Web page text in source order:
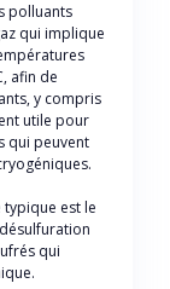
polluants
qui implique
afin de
y compris
utile pour
qui peuvent
est le
qui